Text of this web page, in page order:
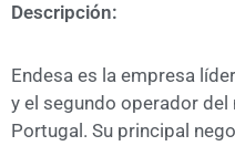
Descripción:
Endesa es la empresa
y el segundo operador
Portugal. Su principal